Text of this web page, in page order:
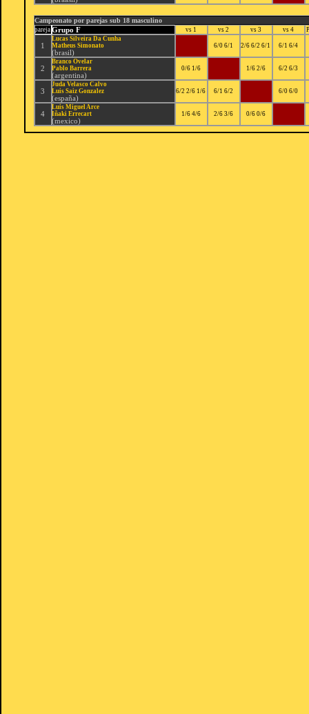
Campeonato por parejas sub 18 masculino
pareja Grupo F vs 1 vs 2 vs 3 vs 4
1
Lucas Silveira Da Cunha
Matheus Simonato
(brasil)
6/0 6/1 2/6 6/2 6/1 6/1 6/4
2
Branco Ovelar
Pablo Barrera
(argentina)
0/6 1/6 1/6 2/6 6/2 6/3
3
Juda Velasco Calvo
Luis Saiz Gonzalez
(españa)
6/2 2/6 1/6 6/1 6/2 6/0 6/0
4
Luis Miguel Arce
Iñaki Errecart
(mexico)
1/6 4/6 2/6 3/6 0/6 0/6